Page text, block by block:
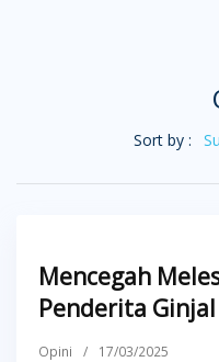
Sort by :
Mencegah
Penderita
Opini / 17/03/2025